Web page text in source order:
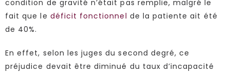
condition de gravité n’était pas remplie, malgré le
fait que le déficit fonctionnel de la patiente ait été
de 40%.
En effet, selon les juges du second degré, ce
préjudice devait être diminué du taux d’incapacité